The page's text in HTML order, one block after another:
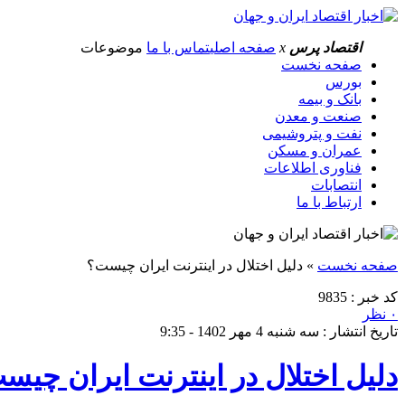
اقتصاد پرس x صفحه اصلیتماس با ما موضوعات
صفحه نخست
بورس
بانک و بیمه
صنعت و معدن
نفت و پتروشیمی
عمران و مسکن
فناوری اطلاعات
انتصابات
ارتباط با ما
صفحه نخست » دلیل اختلال در اینترنت ایران چیست؟
کد خبر : 9835
۰ نظر
تاریخ انتشار : سه شنبه 4 مهر 1402 - 9:35
دلیل اختلال در اینترنت ایران